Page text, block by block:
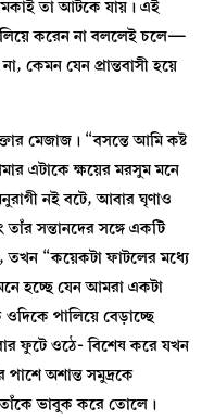
তা আটকে যায়। এই
করেন না বললেই চলে—
কেমন যেন প্রান্তবাসী হয়ে
মেজাজ। “বসন্তে আমি কষ্ট
এটাকে ক্ষয়ের মরসুম মনে
নই বটে, আবার ঘৃণাও
সন্তানদের সঙ্গে একটি
তখন “কয়েকটা ফাটলের মধ্যে
হচ্ছে যেন আমরা একটা
পালিয়ে বেড়াচ্ছে
ফুটে ওঠে- বিশেষ করে যখন
অশান্ত সমুদ্রকে
তাঁকে ভাবুক করে তোলে।